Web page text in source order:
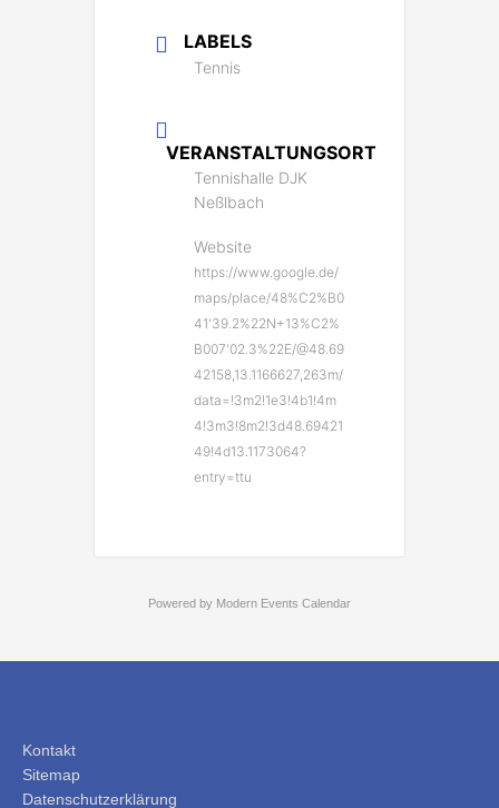
LABELS
Tennis
VERANSTALTUNGSORT
Tennishalle DJK
Neßlbach
Website
https://www.google.de/
maps/place/48%C2%B0
41'39.2%22N+13%C2%
B007'02.3%22E/@48.69
42158,13.1166627,263m/
data=!3m2!1e3!4b1!4m
4!3m3!8m2!3d48.69421
49!4d13.1173064?
entry=ttu
Powered by Modern Events Calendar
Kontakt
Sitemap
Datenschutzerklärung